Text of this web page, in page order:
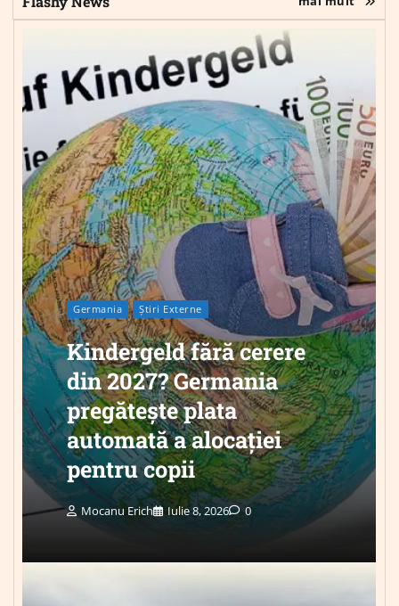
Germania Știri Externe
Kindergeld fără cerere
din 2027? Germania
pregătește plata
automată a alocației
pentru copii
Mocanu Erich Iulie 8, 2026 0